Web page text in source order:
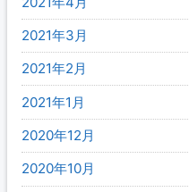
2021年3月
2021年2月
2021年1月
2020年12月
2020年10月